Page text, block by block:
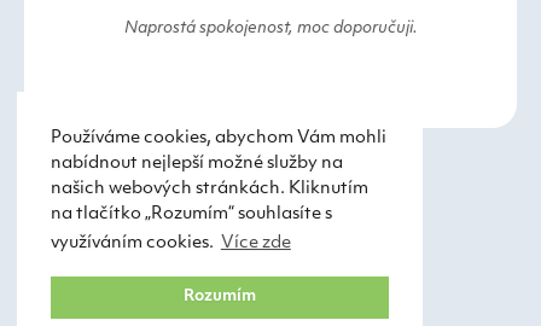
Používáme cookies, abychom Vám mohli
nabídnout nejlepší možné služby na
našich webových stránkách. Kliknutím
na tlačítko „Rozumím“ souhlasíte s
využíváním cookies. Více zde
Rozumím
Naprostá spokojenost, moc doporučuji.
Taxi Praha Obchodní podmínky